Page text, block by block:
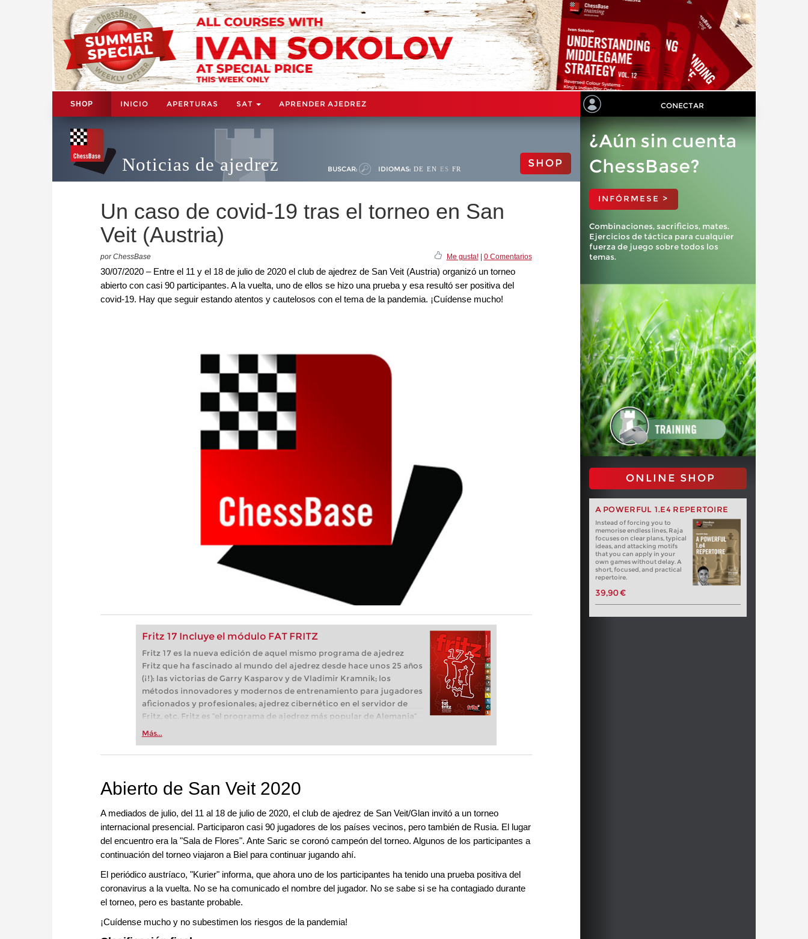
SHOP INICIO APERTURAS SAT APRENDER AJEDREZ CONECTAR
Noticias de ajedrez BUSCAR: IDIOMAS: DE EN ES FR SHOP
Un caso de covid-19 tras el torneo en San
Veit (Austria)
por ChessBase Me gusta!| 0 Comentarios
30/07/2020 – Entre el 11 y el 18 de julio de 2020 el club de ajedrez de San Veit (Austria) organizó un torneo
abierto con casi 90 participantes. A la vuelta, uno de ellos se hizo una prueba y esa resultó ser positiva del
covid-19. Hay que seguir estando atentos y cautelosos con el tema de la pandemia. ¡Cuídense mucho!
Fritz 17 Incluye el módulo FAT FRITZ
Fritz 17 es la nueva edición de aquel mismo programa de ajedrez
Fritz que ha fascinado al mundo del ajedrez desde hace unos 25 años
(¡!): las victorias de Garry Kasparov y de Vladimir Kramnik; los
métodos innovadores y modernos de entrenamiento para jugadores
aficionados y profesionales; ajedrez cibernético en el servidor de
Fritz, etc. Fritz es “el programa de ajedrez más popular de Alemania”
(Der Spiegel) y ofrece todo lo que necesita el ajedrecista. La novedad
neuronal de inteligencia artificial, "Fat Fritz".
Más...
¿Aún sin cuenta
ChessBase?
INFÓRMESE >
Combinaciones, sacrificios, mates.
Ejercicios de táctica para cualquier
fuerza de juego sobre todos los
temas.
ONLINE SHOP
A POWERFUL 1.E4 REPERTOIRE
Instead of forcing you to
memorise endless lines, Raja
focuses on clear plans, typical
ideas, and attacking motifs
that you can apply in your
own games without delay. A
short, focused, and practical
repertoire.
39,90 €
Abierto de San Veit 2020
A mediados de julio, del 11 al 18 de julio de 2020, el club de ajedrez de San Veit/Glan invitó a un torneo
internacional presencial. Participaron casi 90 jugadores de los países vecinos, pero también de Rusia. El lugar
del encuentro era la "Sala de Flores". Ante Saric se coronó campeón del torneo. Algunos de los participantes a
continuación del torneo viajaron a Biel para continuar jugando ahí.
El periódico austríaco, "Kurier" informa, que ahora uno de los participantes ha tenido una prueba positiva del
coronavirus a la vuelta. No se ha comunicado el nombre del jugador. No se sabe si se ha contagiado durante
el torneo, pero es bastante probable.
¡Cuídense mucho y no subestimen los riesgos de la pandemia!